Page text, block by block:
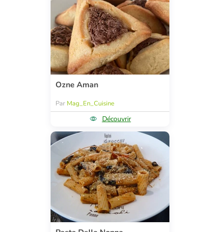
Ozne Aman
Par Mag_En_Cuisine
Découvrir